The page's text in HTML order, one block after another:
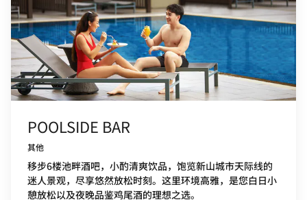
POOLSIDE BAR
其他
移步6楼池畔酒吧，小酌清爽饮品，饱览新山城市天际线的
迷人景观，尽享悠然放松时刻。这里环境高雅，是您白日小
憩放松以及夜晚品鉴鸡尾酒的理想之选。